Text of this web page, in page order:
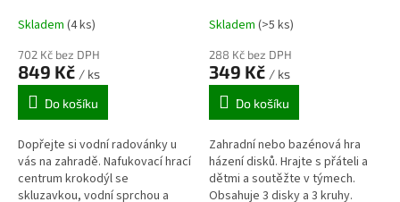
Skladem (4 ks)
702 Kč bez DPH
849 Kč / ks
Do košíku
Dopřejte si vodní radovánky u
vás na zahradě. Nafukovací hrací
centrum krokodýl se
skluzavkou, vodní sprchou a
Skladem (>5 ks)
288 Kč bez DPH
349 Kč / ks
Do košíku
Zahradní nebo bazénová hra
házení disků. Hrajte s přáteli a
dětmi a soutěžte v týmech.
Obsahuje 3 disky a 3 kruhy.